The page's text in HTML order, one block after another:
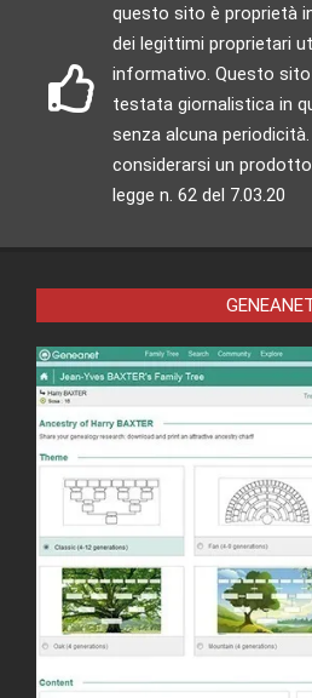
questo sito è proprietà
dei legittimi proprietari
informativo. Questo
testata giornalistica in
senza alcuna
considerarsi un
legge n. 62 del 7.03.20